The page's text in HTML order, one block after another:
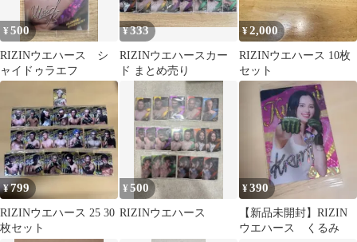
¥500
RIZINウエハース シ
ャイドゥラエフ
¥333
RIZINウエハースカー
ド まとめ売り
¥2,000
RIZINウエハース 10枚
セット
¥799
RIZINウエハース 25 30
枚セット
¥500
RIZINウエハース
¥390
【新品未開封】RIZIN
ウエハース くるみ